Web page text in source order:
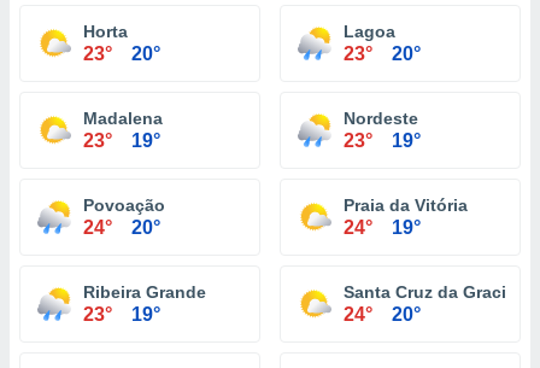
Horta
23° 20°
Lagoa
23° 20°
Madalena
23° 19°
Nordeste
23° 19°
Povoação
24° 20°
Praia da Vitória
24° 19°
Ribeira Grande
23° 19°
Santa Cruz da Graciosa
24° 20°